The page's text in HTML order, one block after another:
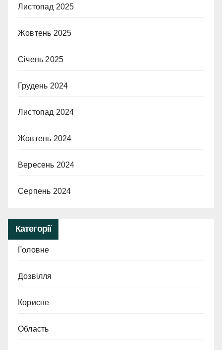
Листопад 2025
Жовтень 2025
Січень 2025
Грудень 2024
Листопад 2024
Жовтень 2024
Вересень 2024
Серпень 2024
Категорії
Головне
Дозвілля
Корисне
Область